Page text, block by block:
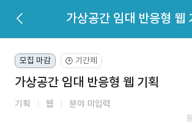
가상공간 임대 반응형 웹
모집 마감 🕒 기간제
가상공간 임대 반응형 웹 기획
기획 웹 분야 미입력